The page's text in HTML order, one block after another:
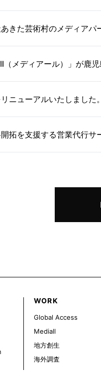
きた芸術村のメディアパ
（メディアール）」が鹿
ニューアルいたしました。
拓を支援する営業代行
WORK
Global Access
Mediall
地方創生
海外調査